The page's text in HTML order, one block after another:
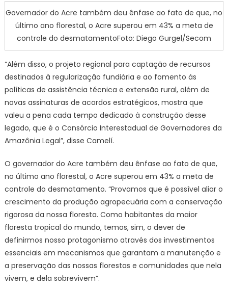
Governador do Acre também deu ênfase ao fato de que, no
último ano florestal, o Acre superou em 43% a meta de
controle do desmatamentoFoto: Diego Gurgel/Secom
“Além disso, o projeto regional para captação de recursos
destinados à regularização fundiária e ao fomento às
políticas de assistência técnica e extensão rural, além de
novas assinaturas de acordos estratégicos, mostra que
valeu a pena cada tempo dedicado à construção desse
legado, que é o Consórcio Interestadual de Governadores da
Amazônia Legal”, disse Camelí.
O governador do Acre também deu ênfase ao fato de que,
no último ano florestal, o Acre superou em 43% a meta de
controle do desmatamento. “Provamos que é possível aliar o
crescimento da produção agropecuária com a conservação
rigorosa da nossa floresta. Como habitantes da maior
floresta tropical do mundo, temos, sim, o dever de
definirmos nosso protagonismo através dos investimentos
essenciais em mecanismos que garantam a manutenção e
a preservação das nossas florestas e comunidades que nela
vivem, e dela sobrevivem”.